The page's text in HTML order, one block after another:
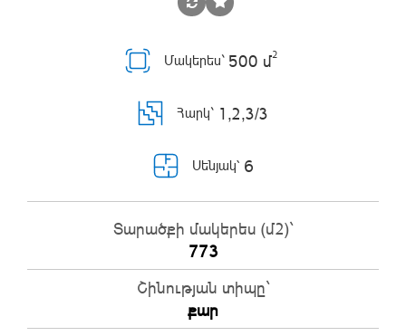
Սենյակ՝ 6
Մակերես` 500 մ2
Հարկ` 1,2,3/3
Տարածքի մակերես (մ2)`
773
Շինության տիպը`
քար